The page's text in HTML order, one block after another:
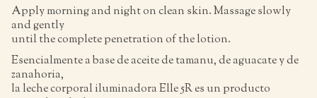
Apply morning and night on clean skin. Massage slowly
and gently
until the complete penetration of the lotion.
Esencialmente a base de aceite de tamanu, de aguacate y de
zanahoria,
la leche corporal iluminadora Elle 5R es un producto